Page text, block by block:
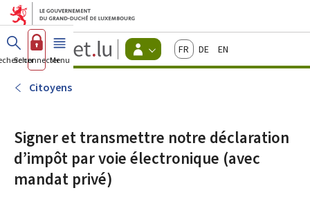
Aller au menu principal
Aller au contenu
Guichet.lu
Changer
d'espace
FrançaisDeutschEnglish
Se connecterMenu principal
Citoyens
Signer et transmettre notre déclaration
d’impôt par voie électronique (avec
mandat privé)